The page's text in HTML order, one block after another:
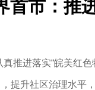
首市：推
推进落实“皖美红
提升社区治理水平